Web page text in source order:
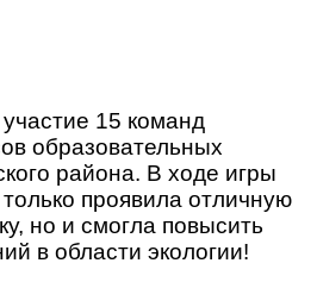
15 команд
образовательных
района. В ходе игры
проявила отличную
но и смогла повысить
в области экологии!